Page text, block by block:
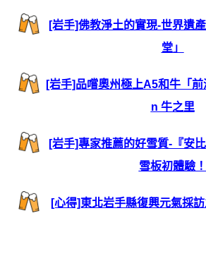
[岩手]佛教淨土的實現-世界遺
堂」
[岩手]品嚐奧州極上A5和牛「
n 牛之里
[岩手]專家推薦的好雪質-『安
雪板初體驗！
[心得]東北岩手縣復興元氣採訪